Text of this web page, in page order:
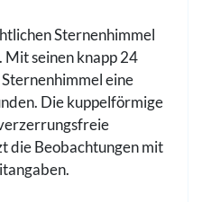
Sternenhimmel
seinen knapp 24
eine
Die kuppelförmige
die Beobachtungen mit